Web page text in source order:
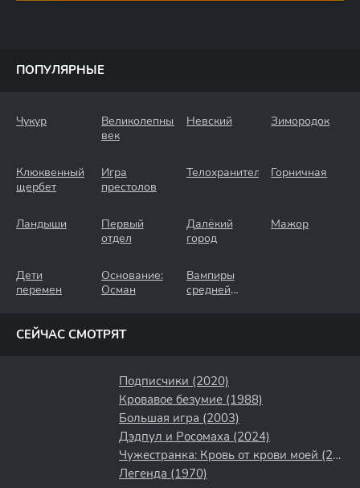
ПОПУЛЯРНЫЕ
Чукур
Великолепный
век
Невский Зимородок
Клюквенный
щербет
Игра
престолов
Телохранители Горничная
Ландыши
Первый
отдел
Далёкий
город
Мажор
Дети
перемен
Основание:
Осман
Вампиры
средней
СЕЙЧАС СМОТРЯТ
Подписчики (2020)
Кровавое безумие (1988)
Большая игра (2003)
Дэдпул и Росомаха (2024)
Чужестранка: Кровь от крови моей (2025)
Легенда (1970)